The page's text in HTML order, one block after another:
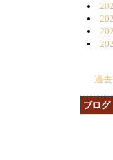
過
ブログ